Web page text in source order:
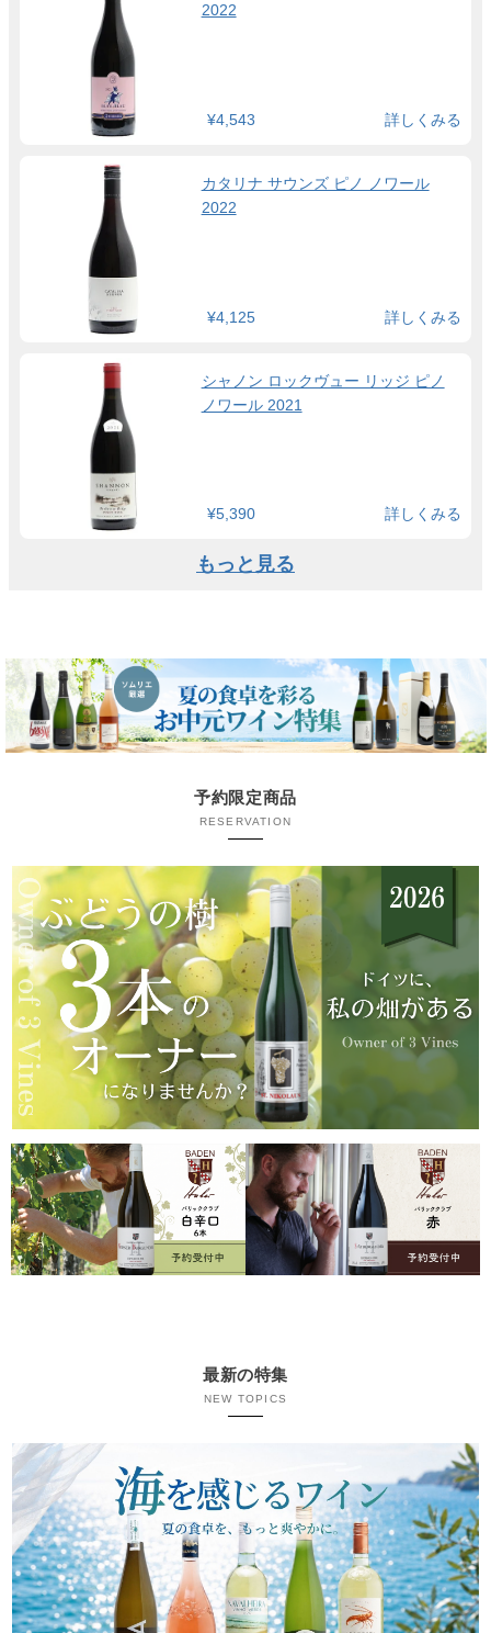
2022
¥4,543 詳しくみる
カタリナ サウンズ ピノ ノワール
2022
¥4,125 詳しくみる
シャノン ロックヴュー リッジ ピノ
ノワール 2021
¥5,390 詳しくみる
もっと見る
予約限定商品
RESERVATION
最新の特集
NEW TOPICS